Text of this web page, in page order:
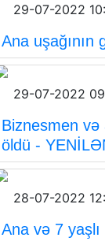
29-07-2022
Ana uşağının
29-07-2022
Biznesmen
öldü -
28-07-2022
Ana və 7 yaşlı